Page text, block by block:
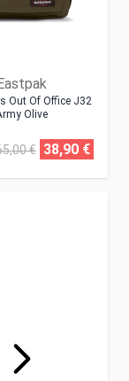
Eastpak
Out Of Office J32
Olive
€ 38,90 €